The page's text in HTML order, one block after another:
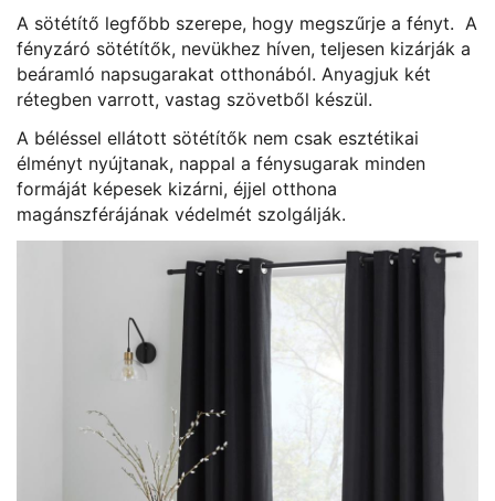
A sötétítő legfőbb szerepe, hogy megszűrje a fényt. A
fényzáró sötétítők, nevükhez híven, teljesen kizárják a
beáramló napsugarakat otthonából. Anyagjuk két
rétegben varrott, vastag szövetből készül.
A béléssel ellátott sötétítők nem csak esztétikai
élményt nyújtanak, nappal a fénysugarak minden
formáját képesek kizárni, éjjel otthona
magánszférájának védelmét szolgálják.